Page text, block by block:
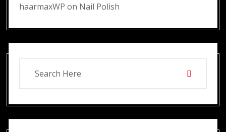
haarmaxWP on Nail Polish